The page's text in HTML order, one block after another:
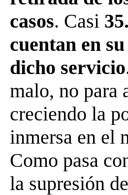
casos. Casi
cuentan en
dicho servicio
malo, no para
creciendo la
inmersa en el
Como pasa
la supresión